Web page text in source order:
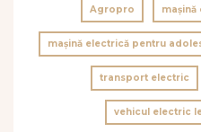
Agropro
mașină electrică pentru
transport electric
vehicul electric